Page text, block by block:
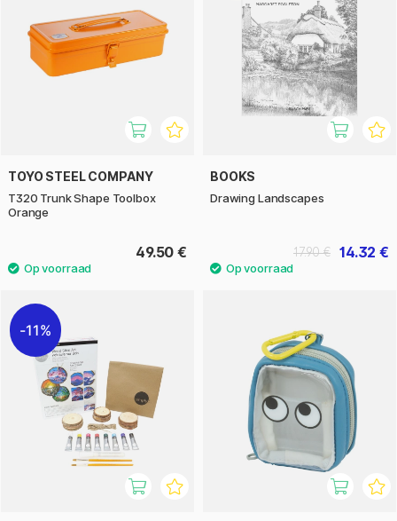
TOYO STEEL COMPANY
T320 Trunk Shape Toolbox
Orange
49.50 €
BOOKS
Drawing Landscapes
14.32 €
17.90 €
11%